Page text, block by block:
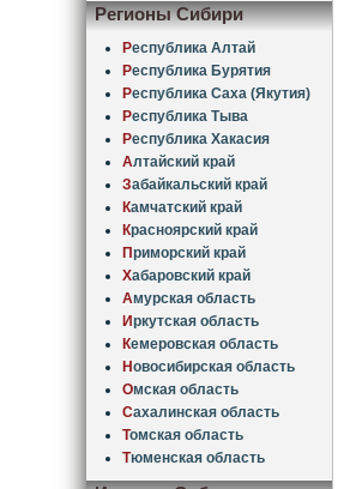
Регионы Сибири
Республика Алтай
Республика Бурятия
Республика Саха (Якутия)
Республика Тыва
Республика Хакасия
Алтайский край
Забайкальский край
Камчатский край
Красноярский край
Приморский край
Хабаровский край
Амурская область
Иркутская область
Кемеровская область
Новосибирская область
Омская область
Сахалинская область
Томская область
Тюменская область